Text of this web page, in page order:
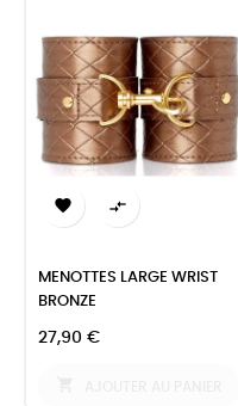
 
MENOTTES LARGE WRIST
BRONZE
27,90 €